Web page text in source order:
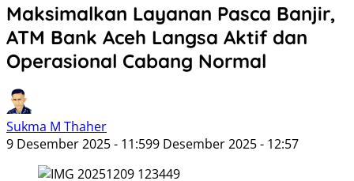
Maksimalkan Layanan Pasca Banjir,
ATM Bank Aceh Langsa Aktif dan
Operasional Cabang Normal
Sukma M Thaher
9 Desember 2025 - 11:599 Desember 2025 - 12:57